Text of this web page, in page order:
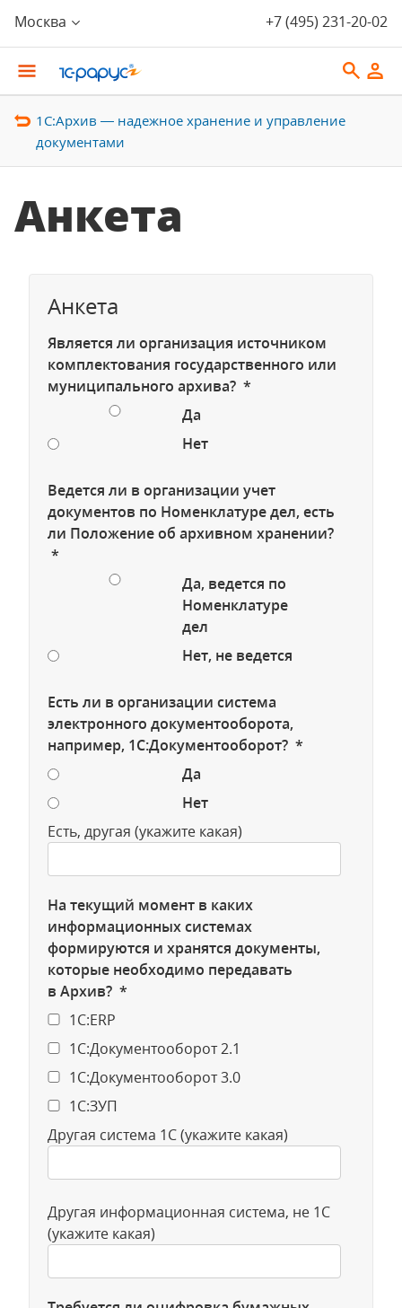
Москва +7 (495) 231-20-02
1С:Архив — надежное хранение и управление
документами
Анкета
Анкета
Является ли организация источником
комплектования государственного или
муниципального архива? *
Да
Нет
Ведется ли в организации учет
документов по Номенклатуре дел, есть
ли Положение об архивном хранении?
*
Да, ведется по
Номенклатуре
дел
Нет, не ведется
Есть ли в организации система
электронного документооборота,
например, 1С:Документооборот? *
Да
Нет
Есть, другая (укажите какая)
На текущий момент в каких
информационных системах
формируются и хранятся документы,
которые необходимо передавать
в Архив? *
1C:ERP
1С:Документооборот 2.1
1С:Документооборот 3.0
1С:ЗУП
Другая система 1С (укажите какая)
Другая информационная система, не 1С
(укажите какая)